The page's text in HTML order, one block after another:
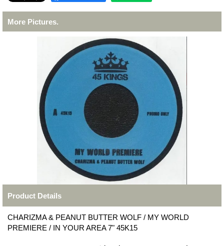
More Pictures.
Product Details
CHARIZMA & PEANUT BUTTER WOLF / MY WORLD
PREMIERE / IN YOUR AREA 7" 45K15